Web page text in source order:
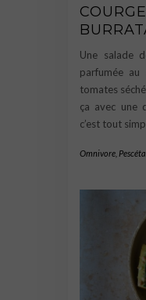
Une salade
parfumée
tomates
ça avec une
c’est tout
Omnivore